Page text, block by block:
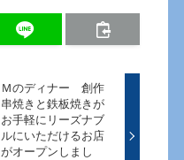
Ｍのディナー 創作
串焼きと鉄板焼きが
お手軽にリーズナブ
ルにいただけるお店
がオープンしまし